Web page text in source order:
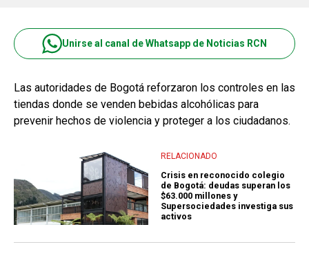
Unirse al canal de Whatsapp de Noticias RCN
Las autoridades de Bogotá reforzaron los controles en las
tiendas donde se venden bebidas alcohólicas para
prevenir hechos de violencia y proteger a los ciudadanos.
RELACIONADO
Crisis en reconocido colegio
de Bogotá: deudas superan los
$63.000 millones y
Supersociedades investiga sus
activos